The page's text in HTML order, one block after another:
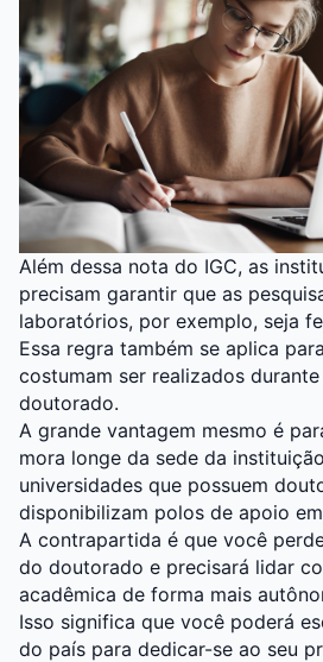
Além dessa nota do IGC, as
precisam garantir que as
laboratórios, por exemplo, seja
Essa regra também se aplica
costumam ser realizados
doutorado.
A grande vantagem mesmo é
mora longe da sede da
universidades que possuem
disponibilizam polos de apoio
A contrapartida é que você
do doutorado e precisará lidar
acadêmica de forma mais
Isso significa que você poderá
do país para dedicar-se ao seu